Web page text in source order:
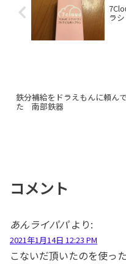
ラシ
鉄分補給をドラえもんに頼ん
た 南部鉄器
コメント
あんライパパ より:
2021年1月14日 12:23 PM
こないだ頂いたのを使っ